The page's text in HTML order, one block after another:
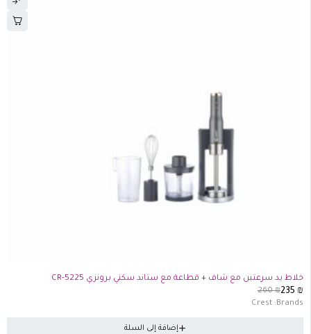
خلاط يد سرعتين مع شاف + قطاعة مع ستاند سكني برونزي CR-5225
260₪235
Brands:
Crest
إضافة إلى السلة